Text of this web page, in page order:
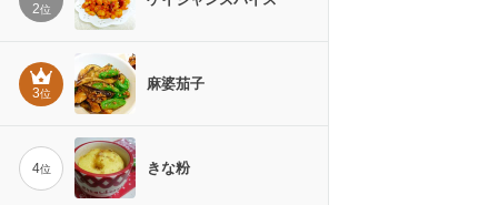
2位
3位
麻婆茄子
4位 きな粉